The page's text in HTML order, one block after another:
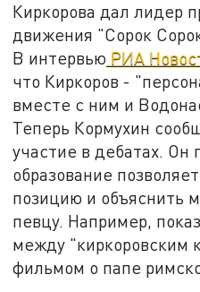
Киркорова дал лидер
движения "Сорок
В интервью РИА
что Киркоров -
вместе с ним и
Теперь Кормухин
участие в дебатах. Он
образование
позицию и объяснить
певцу. Например,
между
фильмом о папе